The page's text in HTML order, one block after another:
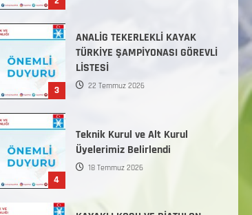
3
ANALİG TEKERLEKLİ KAYAK
TÜRKİYE ŞAMPİYONASI GÖREVLİ
LİSTESİ
4
Üyelerimiz Belirlendi
KAYAKLI KOŞU VE BİATHLON